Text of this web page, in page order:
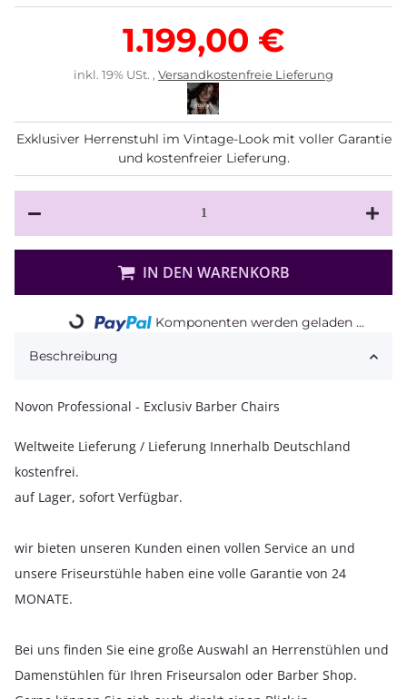
1.199,00 €
inkl. 19% USt. , Versandkostenfreie Lieferung
Exklusiver Herrenstuhl im Vintage-Look mit voller Garantie
und kostenfreier Lieferung.
IN DEN WARENKORB
Loading... Komponenten werden geladen ...
Beschreibung
Novon Professional - Exclusiv Barber Chairs
Weltweite Lieferung / Lieferung Innerhalb Deutschland
kostenfrei.
auf Lager, sofort Verfügbar.
wir bieten unseren Kunden einen vollen Service an und
unsere Friseurstühle haben eine volle Garantie von 24
MONATE.
Bei uns finden Sie eine große Auswahl an Herrenstühlen und
Damenstühlen für Ihren Friseursalon oder Barber Shop.